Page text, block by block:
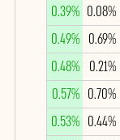
0.08%
0.39%
0.69%
0.49%
0.21%
0.48%
0.70%
0.57%
0.44%
0.53%